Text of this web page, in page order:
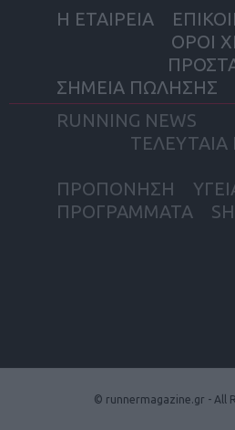
Η ΕΤΑΙΡΕΙΑ
ΟΡΟΙ
ΣΗΜΕΙΑ ΠΩΛΗΣΗΣ
RUNNING NEWS
ΤΕΛΕΥΤΑΙΑ
ΠΡΟΠΟΝΗΣΗ
ΠΡΟΓΡΑΜΜΑΤΑ
© runnermagazine.gr - All